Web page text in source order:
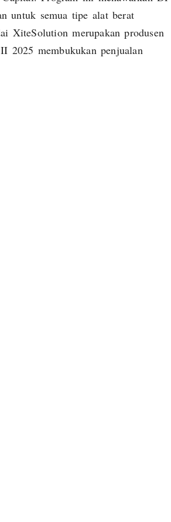
untuk semua tipe alat berat
XiteSolution merupakan produsen
2025 membukukan penjualan